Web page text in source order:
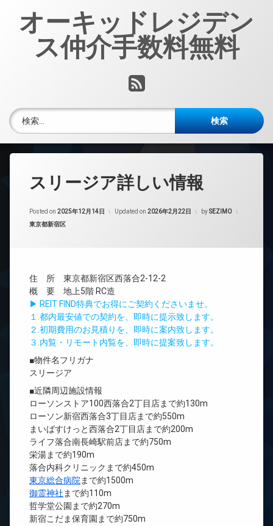
オーキッドレジデン
ス仲介手数料無料
RSS
検索:
スリージア詳しい情報
Posted on 2025年12月14日 Updated on 2026年2月22日 bySEZIMO
カテゴリー:
東京都新宿区
住 所 東京都新宿区西落合2-12-2
概 要 地上5階 RC造
▶ REIT FIND特典でお得にご契約くださいませ。
１.都内最安値での契約を、即時に提示致します。
２.初期費用のお見積りを、即時に案内致します。
３.内覧・リモート内覧を、即時に提案致します。
■物件名フリガナ
スリージア
■近隣周辺施設情報
ローソンストア100西落合2丁目店まで約130m
ローソン新宿西落合3丁目店まで約550m
まいばすけっと西落合2丁目店まで約200m
ライフ落合南長崎駅前店まで約750m
栄湯まで約190m
落合内科クリニックまで約450m
東京総合病院 まで約1500m
御霊神社 まで約110m
哲学堂公園まで約270m
新宿こだま保育園まで約750m